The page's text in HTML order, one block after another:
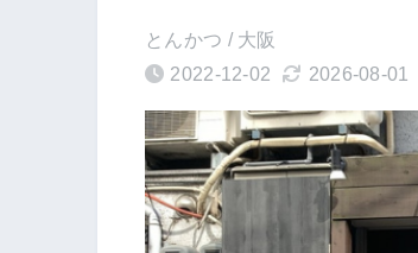
とんかつ / 大阪
2022-12-02
2026-08-01